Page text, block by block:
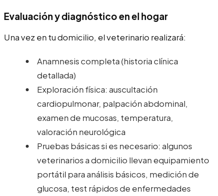
Evaluación y diagnóstico en el hogar
Una vez en tu domicilio, el veterinario realizará:
Anamnesis completa (historia clínica
detallada)
Exploración física: auscultación
cardiopulmonar, palpación abdominal,
examen de mucosas, temperatura,
valoración neurológica
Pruebas básicas si es necesario: algunos
veterinarios a domicilio llevan equipamiento
portátil para análisis básicos, medición de
glucosa, test rápidos de enfermedades